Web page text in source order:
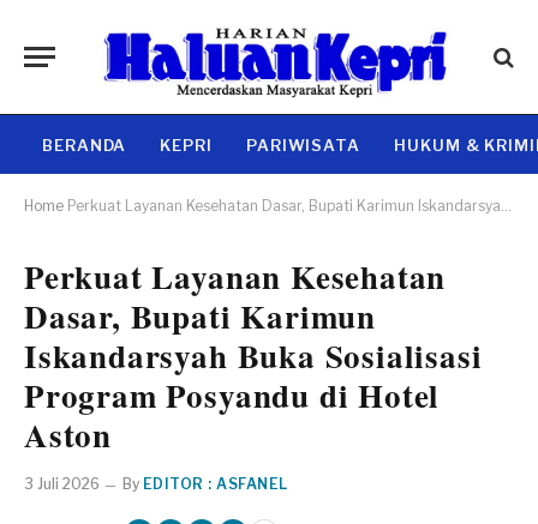
BERANDA KEPRI PARIWISATA HUKUM &
Home Perkuat Layanan Kesehatan Dasar, Bupati Karimun Iskandarsyah Buka Sosialisasi Program Posyandu di Hotel Aston
Perkuat Layanan Kesehatan
Dasar, Bupati Karimun
Iskandarsyah Buka Sosialisasi
Program Posyandu di Hotel
Aston
3 Juli 2026 By EDITOR : ASFANEL